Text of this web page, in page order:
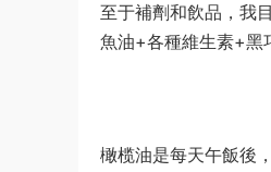
至于補劑和飲品，我
魚油+各種維生素+黑
橄榄油是每天午飯後